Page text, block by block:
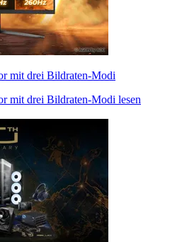
mit drei Bildraten-Modi
mit drei Bildraten-Modi lesen